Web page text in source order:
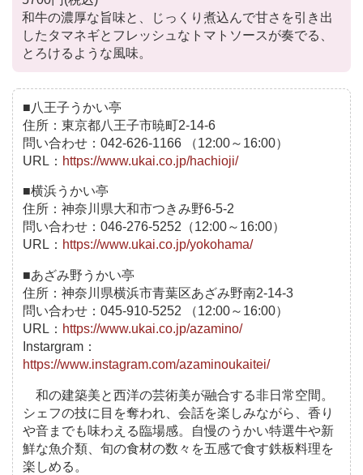
和牛の濃厚な旨味と、じっくり煮込んで甘さを引き出
したタマネギとフレッシュなトマトソースが奏でる、
とろけるような風味。
■八王子うかい亭
住所：東京都八王子市暁町2-14-6
問い合わせ：042-626-1166 （12:00～16:00）
URL： https://www.ukai.co.jp/hachioji/
■横浜うかい亭
住所：神奈川県大和市つきみ野6-5-2
問い合わせ：046-276-5252（12:00～16:00）
URL： https://www.ukai.co.jp/yokohama/
■あざみ野うかい亭
住所：神奈川県横浜市青葉区あざみ野南2-14-3
問い合わせ：045-910-5252 （12:00～16:00）
URL： https://www.ukai.co.jp/azamino/
Instargram：
https://www.instagram.com/azaminoukaitei/
和の建築美と西洋の芸術美が融合する非日常空間。
シェフの技に目を奪われ、会話を楽しみながら、香り
や音までも味わえる臨場感。自慢のうかい特選牛や新
鮮な魚介類、旬の食材の数々を五感で食す鉄板料理を
楽しめる。